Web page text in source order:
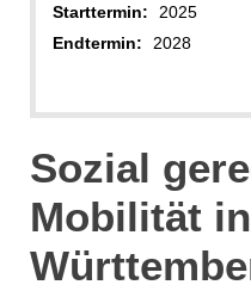
Starttermin:
2025
Endtermin:
2028
Sozial
Mobilität